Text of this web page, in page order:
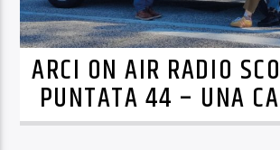
ARCI ON AIR RADIO
PUNTATA 44 – UNA
PER LA